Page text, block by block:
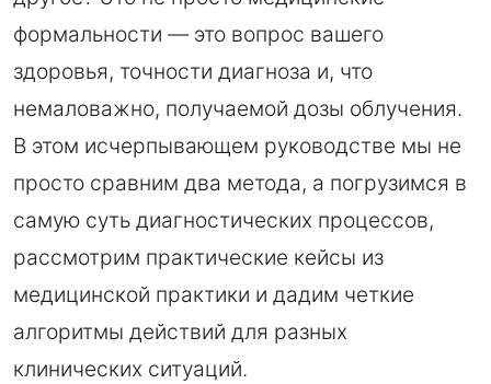
формальности — это вопрос вашего
здоровья, точности диагноза и, что
немаловажно, получаемой дозы облучения.
В этом исчерпывающем руководстве мы не
просто сравним два метода, а погрузимся в
самую суть диагностических процессов,
рассмотрим практические кейсы из
медицинской практики и дадим четкие
алгоритмы действий для разных
клинических ситуаций.